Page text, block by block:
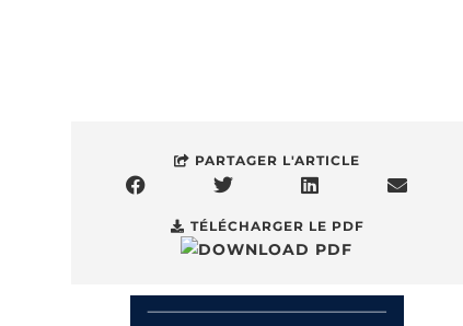
PARTAGER L'ARTICLE
TÉLÉCHARGER LE PDF